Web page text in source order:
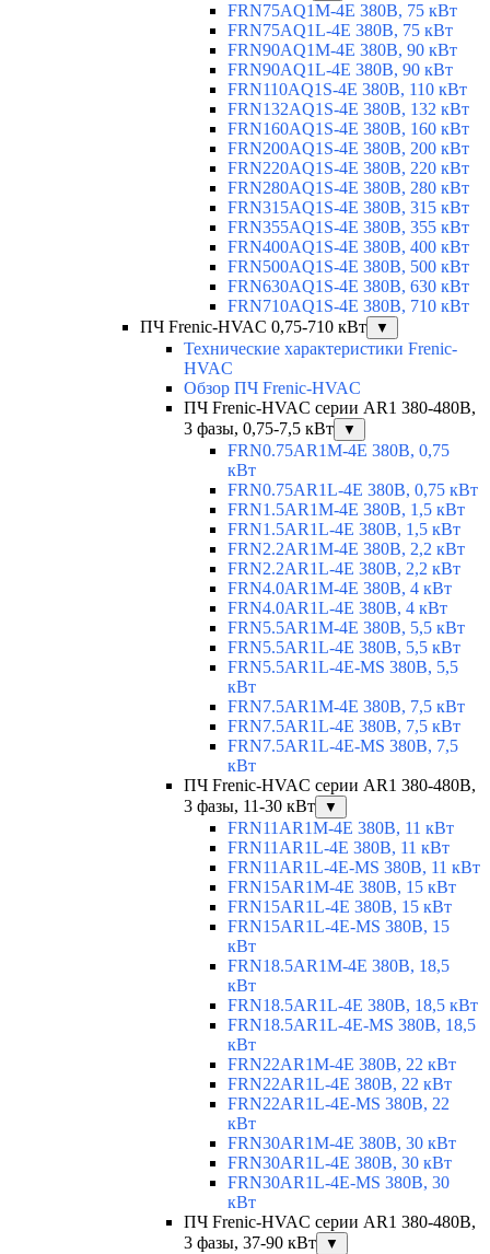
FRN75AQ1M-4E 380В, 75 кВт
FRN75AQ1L-4E 380В, 75 кВт
FRN90AQ1M-4E 380В, 90 кВт
FRN90AQ1L-4E 380В, 90 кВт
FRN110AQ1S-4E 380В, 110 кВт
FRN132AQ1S-4E 380В, 132 кВт
FRN160AQ1S-4E 380В, 160 кВт
FRN200AQ1S-4E 380В, 200 кВт
FRN220AQ1S-4E 380В, 220 кВт
FRN280AQ1S-4E 380В, 280 кВт
FRN315AQ1S-4E 380В, 315 кВт
FRN355AQ1S-4E 380В, 355 кВт
FRN400AQ1S-4E 380В, 400 кВт
FRN500AQ1S-4E 380В, 500 кВт
FRN630AQ1S-4E 380В, 630 кВт
FRN710AQ1S-4E 380В, 710 кВт
ПЧ Frenic-HVAC 0,75-710 кВт
▼
Технические характеристики Frenic-
HVAC
Обзор ПЧ Frenic-HVAC
ПЧ Frenic-HVAC серии AR1 380-480В,
3 фазы, 0,75-7,5 кВт
▼
FRN0.75AR1M-4E 380В, 0,75
кВт
FRN0.75AR1L-4E 380В, 0,75 кВт
FRN1.5AR1M-4E 380В, 1,5 кВт
FRN1.5AR1L-4E 380В, 1,5 кВт
FRN2.2AR1M-4E 380В, 2,2 кВт
FRN2.2AR1L-4E 380В, 2,2 кВт
FRN4.0AR1M-4E 380В, 4 кВт
FRN4.0AR1L-4E 380В, 4 кВт
FRN5.5AR1M-4E 380В, 5,5 кВт
FRN5.5AR1L-4E 380В, 5,5 кВт
FRN5.5AR1L-4E-MS 380В, 5,5
кВт
FRN7.5AR1M-4E 380В, 7,5 кВт
FRN7.5AR1L-4E 380В, 7,5 кВт
FRN7.5AR1L-4E-MS 380В, 7,5
кВт
ПЧ Frenic-HVAC серии AR1 380-480В,
3 фазы, 11-30 кВт
▼
FRN11AR1M-4E 380В, 11 кВт
FRN11AR1L-4E 380В, 11 кВт
FRN11AR1L-4E-MS 380В, 11 кВт
FRN15AR1M-4E 380В, 15 кВт
FRN15AR1L-4E 380В, 15 кВт
FRN15AR1L-4E-MS 380В, 15
кВт
FRN18.5AR1M-4E 380В, 18,5
кВт
FRN18.5AR1L-4E 380В, 18,5 кВт
FRN18.5AR1L-4E-MS 380В, 18,5
кВт
FRN22AR1M-4E 380В, 22 кВт
FRN22AR1L-4E 380В, 22 кВт
FRN22AR1L-4E-MS 380В, 22
кВт
FRN30AR1M-4E 380В, 30 кВт
FRN30AR1L-4E 380В, 30 кВт
FRN30AR1L-4E-MS 380В, 30
кВт
ПЧ Frenic-HVAC серии AR1 380-480В,
3 фазы, 37-90 кВт
▼